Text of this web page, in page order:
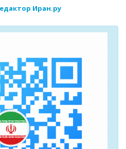
Иран.ру